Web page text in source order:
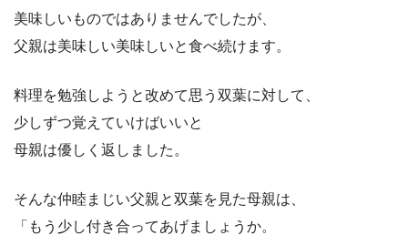
美味しいものではありませんでしたが、
父親は美味しい美味しいと食べ続けます。
料理を勉強しようと改めて思う双葉に対して、
少しずつ覚えていけばいいと
母親は優しく返しました。
そんな仲睦まじい父親と双葉を見た母親は、
「もう少し付き合ってあげましょうか。